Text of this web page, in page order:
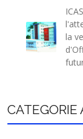
la
CATEGORIE